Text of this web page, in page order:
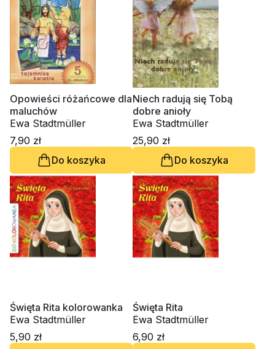
Opowieści różańcowe dla
maluchów
Ewa Stadtmüller
7,90 zł
Do koszyka
Niech radują się Tobą
dobre anioły
Ewa Stadtmüller
25,90 zł
Do koszyka
Święta Rita kolorowanka
Ewa Stadtmüller
5,90 zł
Święta Rita
Ewa Stadtmüller
6,90 zł